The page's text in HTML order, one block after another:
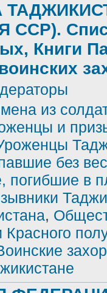
ССР).
Книги
из
и
без
погибшие в
,